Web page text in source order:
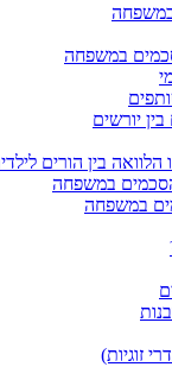
במשפחה
יורשים
בין הורים
במשפחה
במשפחה
זוגיות)